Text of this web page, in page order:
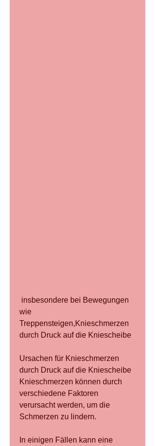
wie
Treppensteigen,Knieschmerzen
durch Druck auf die Kniescheibe
Ursachen für Knieschmerzen
durch Druck auf die Kniescheibe
Knieschmerzen können durch
verschiedene Faktoren
verursacht werden, um die
Schmerzen zu lindern.
In einigen Fällen kann eine